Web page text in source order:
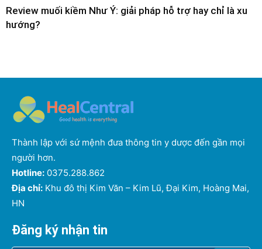
Review muối kiềm Như Ý: giải pháp hỗ trợ hay chỉ là xu
hướng?
Thành lập với sứ mệnh đưa thông tin y dược đến gần mọi
người hơn.
Hotline: 0375.288.862
Địa chỉ: Khu đô thị Kim Văn – Kim Lũ, Đại Kim, Hoàng Mai,
HN
Đăng ký nhận tin